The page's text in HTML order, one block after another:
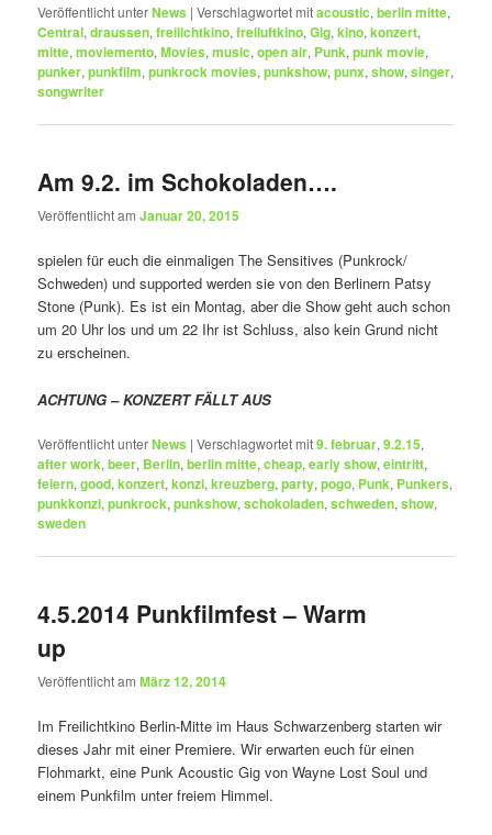
Veröffentlicht unterNews |Verschlagwortet mitacoustic,berlin mitte,
Central,draussen,freilichtkino,freiluftkino,Gig,kino,konzert,
mitte,moviemento,Movies,music,open air, Punk,punk movie,
punker,punkfilm,punkrock movies,punkshow,punx,show,singer,
songwriter
Am 9.2. im Schokoladen….
Veröffentlicht amJanuar 20, 2015
spielen für euch die einmaligen The Sensitives (Punkrock/
Schweden) und supported werden sie von den Berlinern Patsy
Stone (Punk). Es ist ein Montag, aber die Show geht auch schon
um 20 Uhr los und um 22 Ihr ist Schluss, also kein Grund nicht
zu erscheinen.
ACHTUNG – KONZERT FÄLLT AUS
Veröffentlicht unterNews |Verschlagwortet mit9. februar,9.2.15,
after work,beer, Berlin,berlin mitte,cheap,early show,eintritt,
feiern,good,konzert,konzi,kreuzberg,party,pogo, Punk, Punkers,
punkkonzi,punkrock,punkshow,schokoladen,schweden,show,
sweden
4.5.2014 Punkfilmfest – Warm
up
Veröffentlicht amMärz 12, 2014
Im Freilichtkino Berlin-Mitte im Haus Schwarzenberg starten wir
dieses Jahr mit einer Premiere. Wir erwarten euch für einen
Flohmarkt, eine Punk Acoustic Gig von Wayne Lost Soul und
einem Punkfilm unter freiem Himmel.